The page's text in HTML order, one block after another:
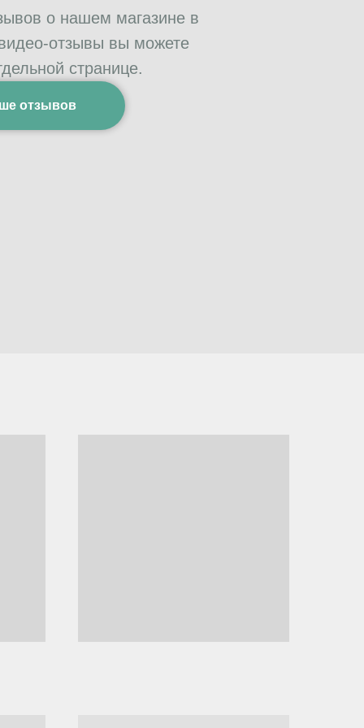
о нашем магазине в
отзывы вы можете
странице.
отзывов